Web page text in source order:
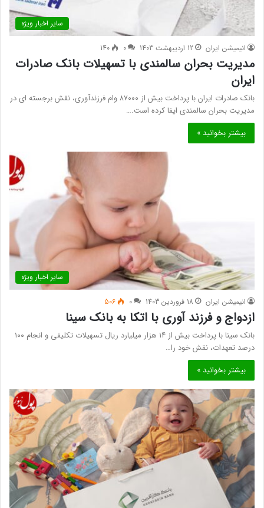
سایر اخبار ویژه
انیمیشن ایران 12 اردیبهشت 1403 0
140
مدیریت بحران سالمندی با تسهیلات بانک صادرات
ایران
بانک صادرات ایران با پرداخت بیش از ۸۷۰۰۰ وام فرزندآوری، نقش برجسته ای در
مدیریت بحران سالمندی ایفا کرده است.…
بیشتر بخوانید »
سایر اخبار ویژه
انیمیشن ایران 18 فروردین 1403 0
506
ازدواج و فرزند آوری با اتکا به بانک سینا
بانک سینا با پرداخت بیش از ۱۴ هزار میلیارد ریال تسهیلات تکلیفی و انجام ۱۰۰
درصد تعهدات، نقش خود را…
بیشتر بخوانید »